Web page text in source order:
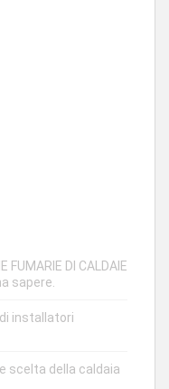
FUMARIE DI CALDAIE
sapere.
installatori
scelta della caldaia